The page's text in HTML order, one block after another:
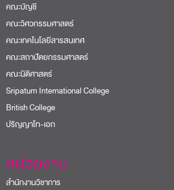
คณะบัญชี
คณะวิศวกรรมศาสตร์
คณะเทคโนโลยีสารสนเทศ
คณะสถาปัตยกรรมศาสตร์
คณะนิติศาสตร์
Sripatum International College
British College
ปริญญาโท-เอก
หน่วยงาน
สำนักงานวิชาการ